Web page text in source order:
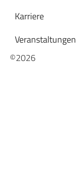
Karriere
Veranstaltungen
©2026